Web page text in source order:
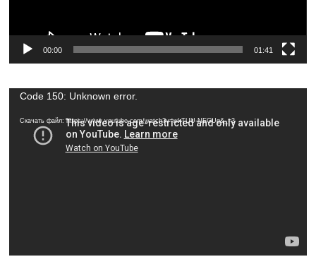
00:00 01:41
Видеоплеер
Code 150: Unknown error.
Скачать файл: https://www.youtube.com/watch?v=wkTUU-NEGUg&_=3